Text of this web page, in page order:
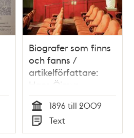
Biografer som finns
och fanns /
artikelförfattare:
Hans Öjmyr
Tid
1896 till 2009
Typ
Text